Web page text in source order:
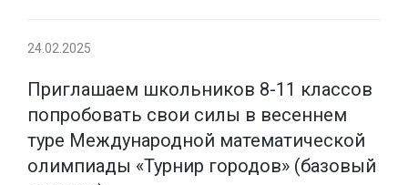
24.02.2025
Приглашаем школьников 8-11 классов
попробовать свои силы в весеннем
туре Международной математической
олимпиады «Турнир городов» (базовый